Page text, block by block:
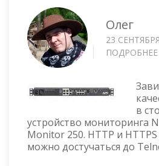
Олег
23
ПОДРОБНЕЕ
в
устройство мониторинга
Monitor 250. HTTP и
можно достучаться до